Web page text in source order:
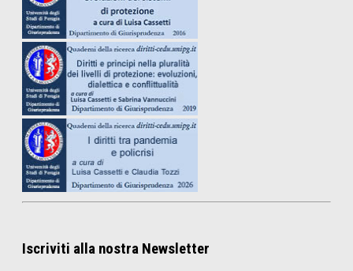
Iscriviti alla nostra Newsletter